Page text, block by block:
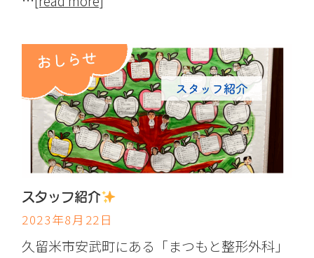
スタッフ紹介
2023年8月22日
久留米市安武町にある「まつもと整形外科」